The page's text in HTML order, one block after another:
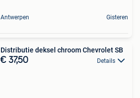
Antwerpen Gisteren
Distributie deksel chroom Chevrolet SB
€ 37,50 Details